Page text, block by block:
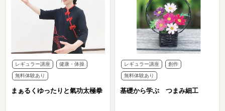
レギュラー講座 健康・体操
無料体験あり
まぁるくゆったりと氣功太極拳
レギュラー講座 創作
無料体験あり
基礎から学ぶ つまみ細工